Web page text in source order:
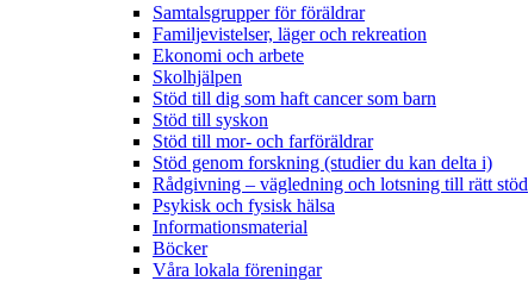
Samtalsgrupper för föräldrar
Familjevistelser, läger och rekreation
Ekonomi och arbete
Skolhjälpen
Stöd till dig som haft cancer som barn
Stöd till syskon
Stöd till mor- och farföräldrar
Stöd genom forskning (studier du kan delta i)
Rådgivning – vägledning och lotsning till rätt stöd
Psykisk och fysisk hälsa
Informationsmaterial
Böcker
Våra lokala föreningar